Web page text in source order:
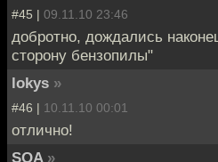
#45 | 09.11.10 23:46
добротно, дождались
сторону бензопилы"
lokys »
#46 | 10.11.10 00:01
отлично!
SOA »